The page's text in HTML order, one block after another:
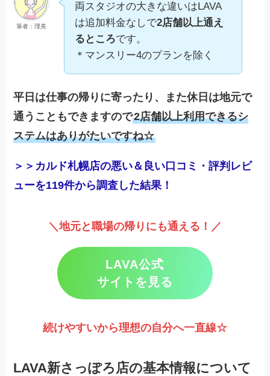
筆者：理美
両スタジオの大きな違いはLAVA
は追加料金なしで2店舗以上通え
るところです。
＊マンスリー4のプランを除く
平日は仕事の帰りに寄ったり、また休日は地元で
通うこともできますので2店舗以上利用できるシ
ステムはありがたいですね☆
＞＞カルド札幌店の悪い＆良い口コミ・評判レビ
ューを119件から調査した結果！
＼地元と職場の帰りにも通える！／
LAVA公式
サイトを見る
続けやすいから理想の自分へ一直線☆
LAVA新さっぽろ店の基本情報について